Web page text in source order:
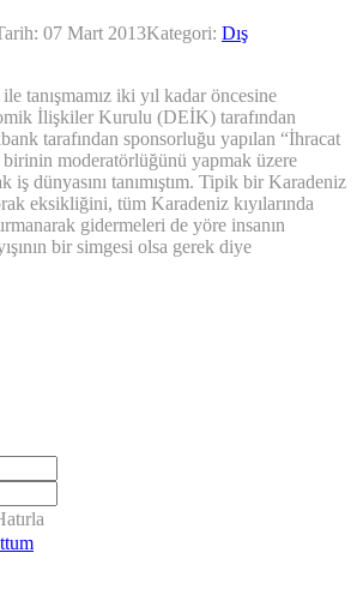
07 Mart 2013Kategori: Dış
tanışmamız iki yıl kadar öncesine
İlişkiler Kurulu (DEİK) tarafından
tarafından sponsorluğu yapılan “İhracat
moderatörlüğünü yapmak üzere
dünyasını tanımıştım. Tipik bir Karadeniz
eksikliğini, tüm Karadeniz kıyılarında
gidermeleri de yöre insanın
bir simgesi olsa gerek diye